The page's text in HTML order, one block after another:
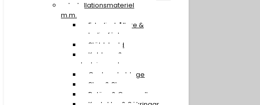
Installationsmateriel
m.m.
Extraljushållare &
extraljusfäste
Stöldskydd
Kablage &
Ledningssatser
Canbus-kablage
Stag & Skruv
Reläer & Omvandlare